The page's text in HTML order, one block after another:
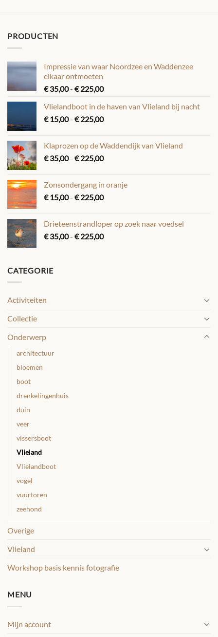
PRODUCTEN
Impressie van waar Noordzee en Waddenzee
elkaar ontmoeten
€35,00- €225,00Prijsklasse:
tot
€ 225,00
Vlielandboot in de haven van Vlieland bij nacht
€15,00- €225,00Prijsklasse:
€ 225,00
Klaprozen op de Waddendijk van Vlieland
€35,00- €225,00Prijsklasse:
€ 225,00
Zonsondergang in oranje
€15,00- €225,00Prijsklasse:
€ 225,00
Drieteenstrandloper op zoek naar voedsel
€35,00- €225,00Prijsklasse:
CATEGORIE
Activiteiten
Collectie
Onderwerp
architectuur
bloemen
boot
drenkelingenhuis
duin
veer
vissersboot
Vlieland
Vlielandboot
vogel
vuurtoren
zeehond
Overige
Vlieland
Workshop basis kennis fotografie
MENU
Mijn account